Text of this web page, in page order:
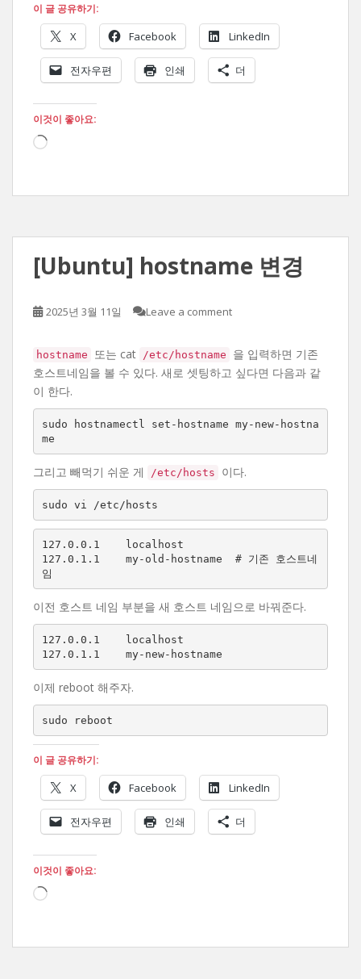
이 글 공유하기:
X Facebook LinkedIn
전자우편 인쇄 더
이것이 좋아요:
로
[Ubuntu] hostname 변경
2025년 3월 11일 Leave a comment
hostname 또는 cat /etc/hostname
을 입력하면 기존
호스트네임을 볼 수 있다. 새로 셋팅하고 싶다면 다음과 같
이 한다.
sudo hostnamectl set-hostname my-new-hostna
me
그리고 빼먹기 쉬운 게 /etc/hosts 이다.
sudo vi /etc/hosts
127.0.0.1    localhost
127.0.1.1    my-old-hostname  # 기존 호스트네
임
이전 호스트 네임 부분을 새 호스트 네임으로 바꿔준다.
127.0.0.1    localhost
127.0.1.1    my-new-hostname
이제 reboot 해주자.
sudo reboot
이 글 공유하기:
X Facebook LinkedIn
전자우편 인쇄 더
이것이 좋아요:
로